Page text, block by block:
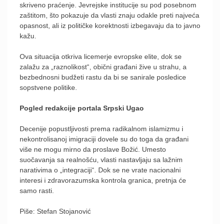
skriveno praćenje. Jevrejske institucije su pod posebnom
zaštitom, što pokazuje da vlasti znaju odakle preti najveća
opasnost, ali iz političke korektnosti izbegavaju da to javno
kažu.
Ova situacija otkriva licemerje evropske elite, dok se
zalažu za „raznolikost“, obični građani žive u strahu, a
bezbednosni budžeti rastu da bi se sanirale posledice
sopstvene politike.
Pogled redakcije portala Srpski Ugao
Decenije popustljivosti prema radikalnom islamizmu i
nekontrolisanoj imigraciji dovele su do toga da građani
više ne mogu mirno da proslave Božić. Umesto
suočavanja sa realnošću, vlasti nastavljaju sa lažnim
narativima o „integraciji“. Dok se ne vrate nacionalni
interesi i zdravorazumska kontrola granica, pretnja će
samo rasti.
Piše: Stefan Stojanović